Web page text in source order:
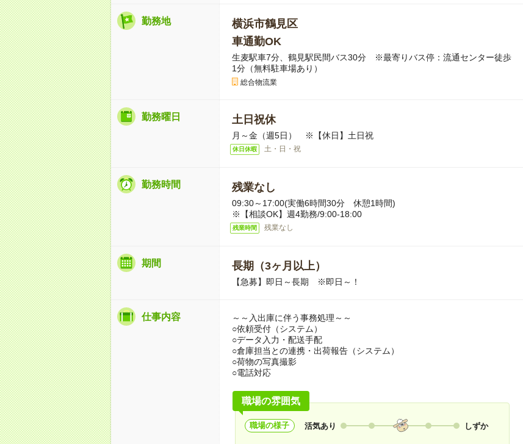
勤務地
横浜市鶴見区
車通勤OK
生麦駅車7分、鶴見駅民間バス30分 ※最寄りバス停：流通センター徒歩
1分（無料駐車場あり）
総合物流業
勤務曜日 土日祝休
月～金（週5日） ※【休日】土日祝
休日休暇 土・日・祝
勤務時間 残業なし
09:30～17:00(実働6時間30分 休憩1時間)
※【相談OK】週4勤務/9:00‐18:00
残業時間 残業なし
期間 長期（3ヶ月以上）
【急募】即日～長期 ※即日～！
仕事内容
～～入出庫に伴う事務処理～～
○依頼受付（システム）
○データ入力・配送手配
○倉庫担当との連携・出荷報告（システム）
○荷物の写真撮影
○電話対応
職場の雰囲気
職場の様子 活気あり しずか